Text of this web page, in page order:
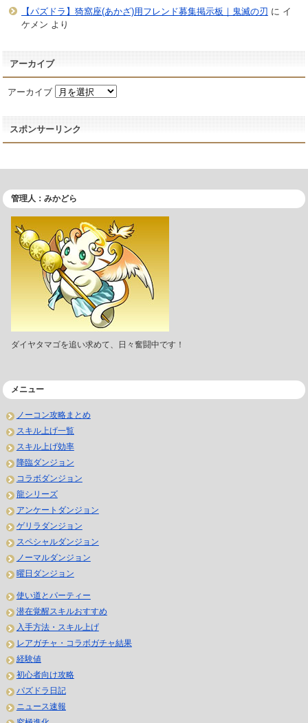
【パズドラ】猗窩座(あかざ)用フレンド募集掲示板｜鬼滅の刃 に イ
ケメン より
アーカイブ
アーカイブ
スポンサーリンク
管理人：みかどら
ダイヤタマゴを追い求めて、日々奮闘中です！
メニュー
ノーコン攻略まとめ
スキル上げ一覧
スキル上げ効率
降臨ダンジョン
コラボダンジョン
龍シリーズ
アンケートダンジョン
ゲリラダンジョン
スペシャルダンジョン
ノーマルダンジョン
曜日ダンジョン
使い道とパーティー
潜在覚醒スキルおすすめ
入手方法・スキル上げ
レアガチャ・コラボガチャ結果
経験値
初心者向け攻略
パズドラ日記
ニュース速報